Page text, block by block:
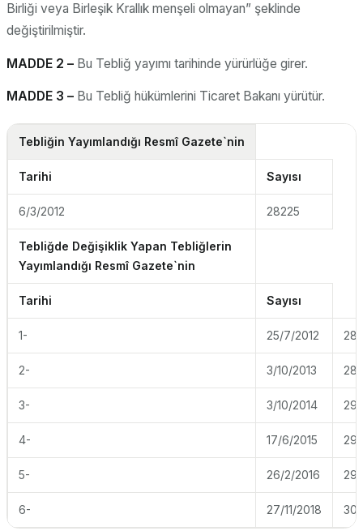
Birliği veya Birleşik Krallık menşeli olmayan” şeklinde
değiştirilmiştir.
MADDE 2 – Bu Tebliğ yayımı tarihinde yürürlüğe girer.
MADDE 3 – Bu Tebliğ hükümlerini Ticaret Bakanı yürütür.
Tebliğin Yayımlandığı Resmî Gazete`nin
Tarihi Sayısı
6/3/2012 28225
Tebliğde Değişiklik Yapan Tebliğlerin
Yayımlandığı Resmî Gazete`nin
Tarihi Sayısı
1- 25/7/2012
2- 3/10/2013
3- 3/10/2014
4- 17/6/2015
5- 26/2/2016
6- 27/11/2018